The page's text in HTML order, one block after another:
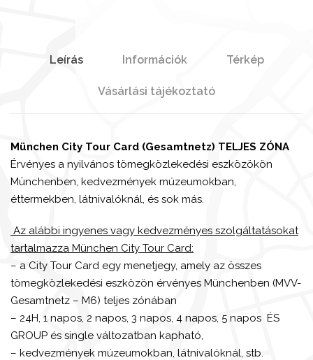
Leírás Információk Térkép
Vásárlási tájékoztató
München City Tour Card (Gesamtnetz) TELJES ZÓNA
Érvényes a nyilvános tömegközlekedési eszközökön
Münchenben, kedvezmények múzeumokban,
éttermekben, látnivalóknál, és sok más.
Az alábbi ingyenes vagy kedvezményes szolgáltatásokat
tartalmazza München City Tour Card:
– a City Tour Card egy menetjegy, amely az összes
tömegközlekedési eszközön érvényes Münchenben (MVV-
Gesamtnetz – M6) teljes zónában
– 24H, 1 napos, 2 napos, 3 napos, 4 napos, 5 napos ÉS
GROUP és single változatban kapható,
– kedvezmények múzeumokban, látnivalóknál, stb.